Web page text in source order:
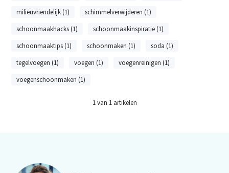
milieuvriendelijk (1)
schimmelverwijderen (1)
schoonmaakhacks (1)
schoonmaakinspiratie (1)
schoonmaaktips (1)
schoonmaken (1)
soda (1)
tegelvoegen (1)
voegen (1)
voegenreinigen (1)
voegenschoonmaken (1)
1van 1artikelen